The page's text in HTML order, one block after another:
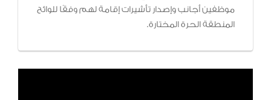
موظفين أجانب وإصدار تأشيرات إقامة لهم وفقًا للوائح
المنطقة الحرة المختارة.